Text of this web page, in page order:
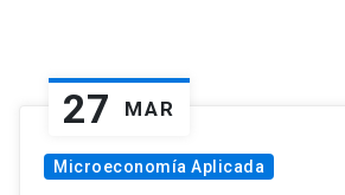
27 MAR
Microeconomía Aplicada